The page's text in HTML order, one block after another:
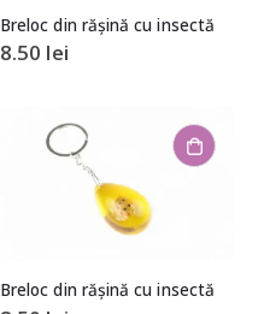
Breloc din rășină cu insectă
8.50 lei
Breloc din rășină cu insectă